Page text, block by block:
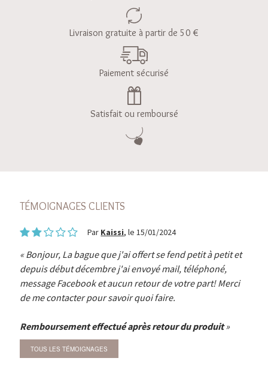
Livraison gratuite à partir de 50 €
Paiement sécurisé
Satisfait ou remboursé
TÉMOIGNAGES CLIENTS
Par Kaissi, le 15/01/2024
Bonjour, La bague que j'ai offert se fend petit à petit et
depuis début décembre j'ai envoyé mail, téléphoné,
message Facebook et aucun retour de votre part! Merci
de me contacter pour savoir quoi faire.
Remboursement effectué après retour du produit
TOUS LES TÉMOIGNAGES